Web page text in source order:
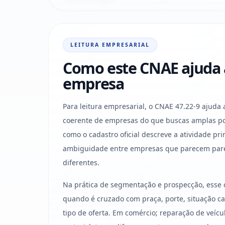
LEITURA EMPRESARIAL
Como este CNAE
empresa
Para leitura empresarial, o CNAE 47.22-9
coerente de empresas do que buscas amplas
como o cadastro oficial descreve a atividade
ambiguidade entre empresas que parecem
diferentes.
Na prática de segmentação e prospecção,
quando é cruzado com praça, porte, situação
tipo de oferta. Em comércio; reparação de